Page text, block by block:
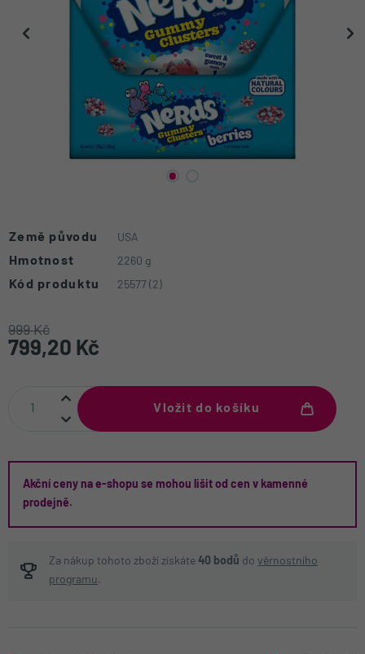
Země původu USA
Hmotnost 2260 g
Kód produktu 25577 (2)
999 Kč
799,20 Kč
Vložit do košíku
Akční ceny na e-shopu se mohou lišit od cen v kamenné
prodejně.
Za nákup tohoto zboží získáte 40 bodů do věrnostního
programu .